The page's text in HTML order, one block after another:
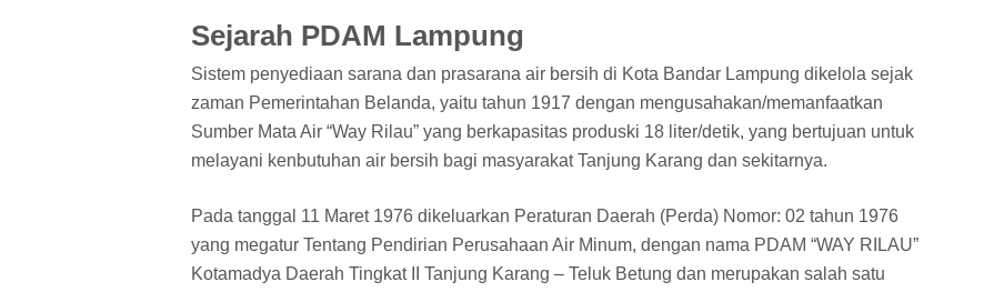
Sejarah PDAM Lampung
Sistem penyediaan sarana dan prasarana air bersih di Kota Bandar Lampung dikelola sejak
zaman Pemerintahan Belanda, yaitu tahun 1917 dengan mengusahakan/memanfaatkan
Sumber Mata Air “Way Rilau” yang berkapasitas produski 18 liter/detik, yang bertujuan untuk
melayani kenbutuhan air bersih bagi masyarakat Tanjung Karang dan sekitarnya.
Pada tanggal 11 Maret 1976 dikeluarkan Peraturan Daerah (Perda) Nomor: 02 tahun 1976
yang megatur Tentang Pendirian Perusahaan Air Minum, dengan nama PDAM “WAY RILAU”
Kotamadya Daerah Tingkat II Tanjung Karang – Teluk Betung dan merupakan salah satu